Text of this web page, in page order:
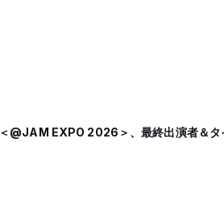
＜@JAM EXPO 2026＞、最終出演者＆タ